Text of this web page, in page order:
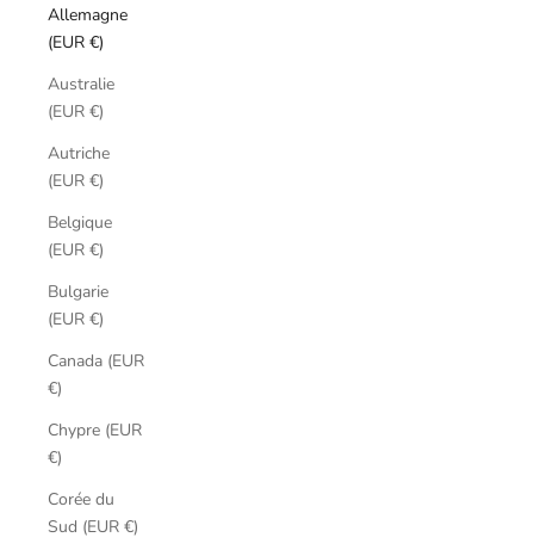
Allemagne
(EUR €)
Australie
(EUR €)
Autriche
(EUR €)
Belgique
(EUR €)
Bulgarie
(EUR €)
Canada (EUR
€)
Chypre (EUR
€)
Corée du
Sud (EUR €)